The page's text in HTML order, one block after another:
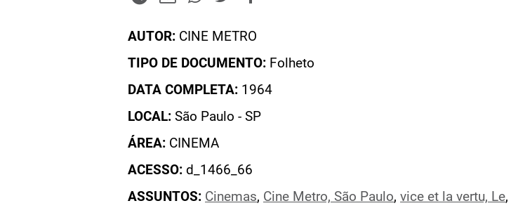
AUTOR: CINE METRO
TIPO DE DOCUMENTO: Folheto
DATA COMPLETA: 1964
LOCAL: São Paulo - SP
ÁREA: CINEMA
ACESSO: d_1466_66
ASSUNTOS: Cinemas, Cine Metro, São Paulo, vice et la vertu, Le,